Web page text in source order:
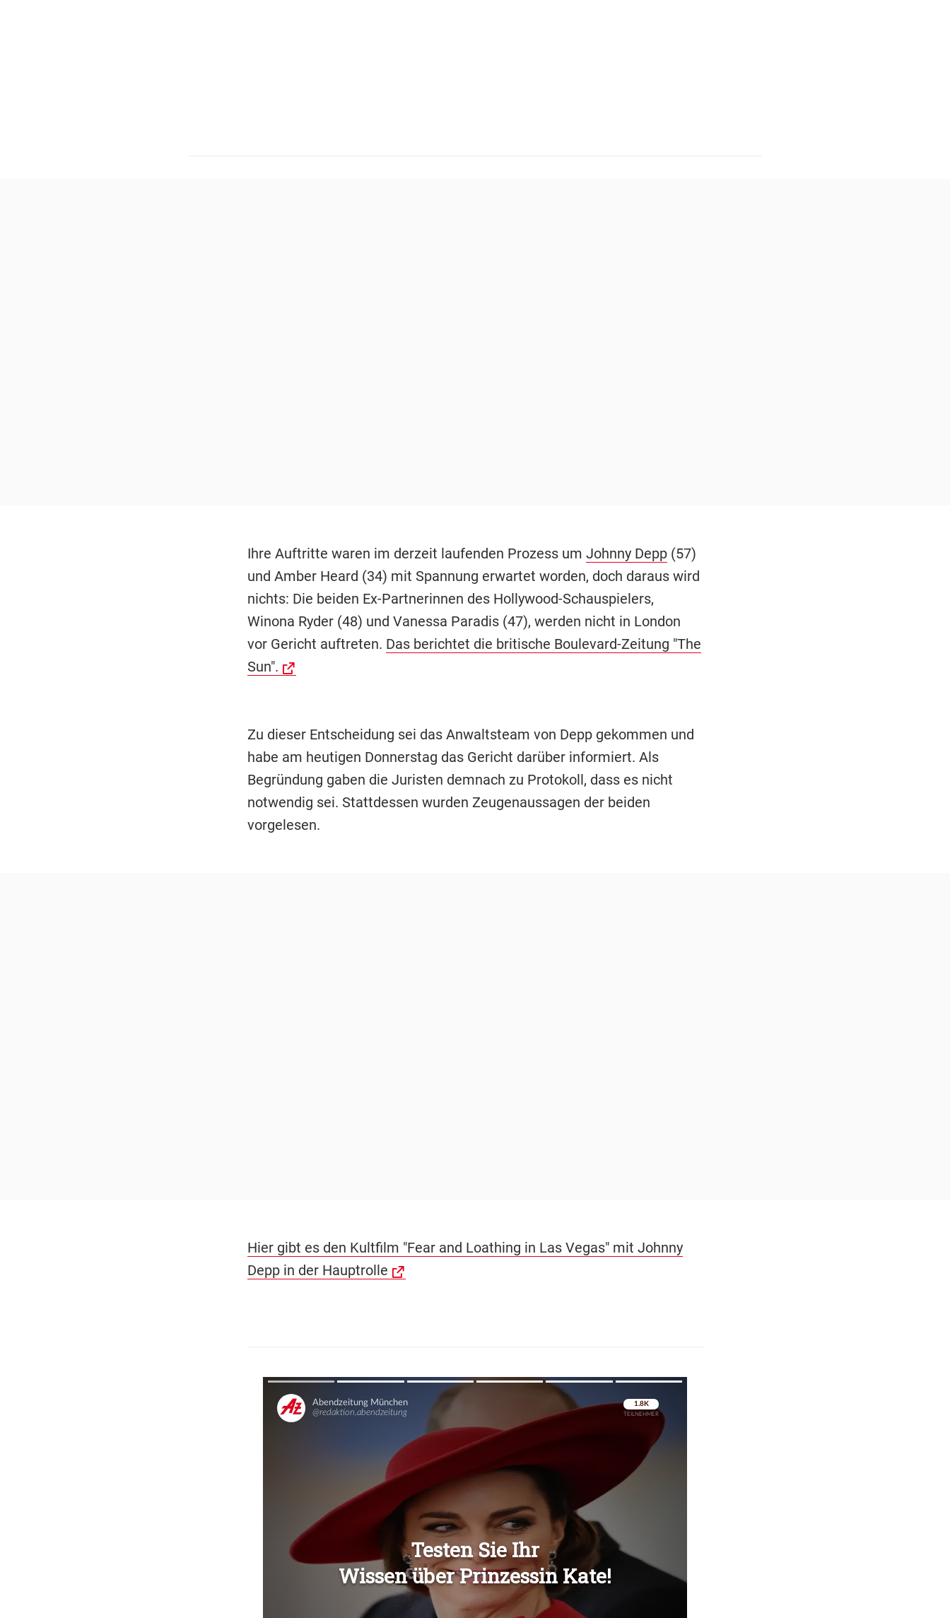
Ihre Auftritte waren im derzeit laufenden Prozess um Johnny Depp(57)
und Amber Heard (34) mit Spannung erwartet worden, doch daraus wird
nichts: Die beiden Ex-Partnerinnen des Hollywood-Schauspielers,
Winona Ryder (48) und Vanessa Paradis (47), werden nicht in London
vor Gericht auftreten. Das berichtet die britische Boulevard-Zeitung "The
Sun".
Zu dieser Entscheidung sei das Anwaltsteam von Depp gekommen und
habe am heutigen Donnerstag das Gericht darüber informiert. Als
Begründung gaben die Juristen demnach zu Protokoll, dass es nicht
notwendig sei. Stattdessen wurden Zeugenaussagen der beiden
vorgelesen.
Hier gibt es den Kultfilm "Fear and Loathing in Las Vegas" mit Johnny
Depp in der Hauptrolle
Überspringen
Überspringen